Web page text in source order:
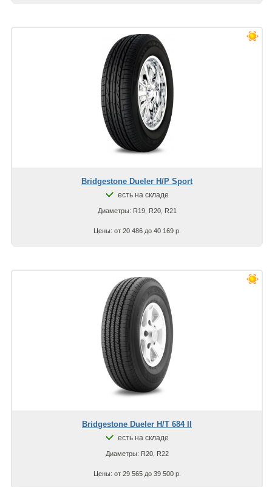
Bridgestone Dueler H/P Sport
есть на складе
Диаметры: R19, R20, R21
Цены: от 20 486 до 40 169 р.
Bridgestone Dueler H/T 684 II
есть на складе
Диаметры: R20, R22
Цены: от 29 565 до 39 500 р.